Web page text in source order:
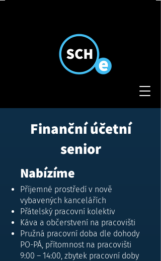
Finanční účetní
senior
Nabízíme
Příjemné prostředí v nově
vybavených kancelářích
Přátelský pracovní kolektiv
Káva a občerstvení na pracovišti
Pružná pracovní doba dle dohody
PO-PÁ, přítomnost na pracovišti
9:00 – 14:00, zbytek pracovní doby